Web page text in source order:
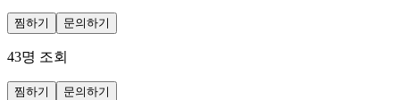
찜하기 문의하기
43명 조회
찜하기 문의하기